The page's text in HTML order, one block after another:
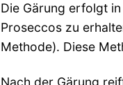
Die Gärung erfolgt
Proseccos zu
Methode). Diese
Nach der Gärung